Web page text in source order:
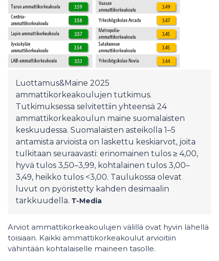
Luottamus&Maine 2025
ammattikorkeakoulujen tutkimus.
Tutkimuksessa selvitettiin yhteensä 24
ammattikorkeakoulun maine suomalaisten
keskuudessa. Suomalaisten asteikolla 1–5
antamista arvioista on laskettu keskiarvot, joita
tulkitaan seuraavasti: erinomainen tulos ≥ 4,00,
hyvä tulos 3,50–3,99, kohtalainen tulos 3,00–
3,49, heikko tulos <3,00. Taulukossa olevat
luvut on pyöristetty kahden desimaalin
tarkkuudella. T-Media
Arviot ammattikorkeakoulujen välillä ovat hyvin lähellä
toisiaan. Kaikki ammattikorkeakoulut arvioitiin
vähintään kohtalaiselle maineen tasolle.